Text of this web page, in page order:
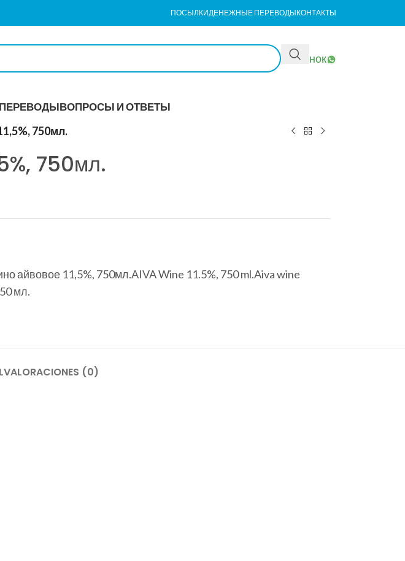
ПОСЫЛКИДЕНЕЖНЫЕ ПЕРЕВОДЫКОНТАКТЫ
Звонок
ВОПРОСЫ И ОТВЕТЫ
750мл.
750мл.
айвовое 11,5%, 750мл.AIVA Wine 11.5%, 750 ml.Aiva wine
мл.
VALORACIONES (0)